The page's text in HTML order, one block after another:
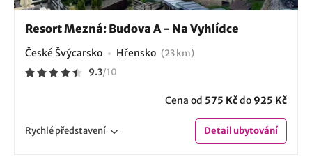
Resort Mezná: Budova A - Na Vyhlídce
České Švýcarsko Hřensko (23 km)
9.3/10
Cena od 575 Kčdo 925 Kč
Rychlépředstavení Detailubytování